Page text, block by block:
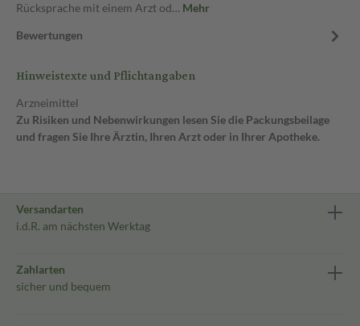
Rücksprache mit einem Arzt od… Mehr
Bewertungen
Hinweistexte und Pflichtangaben
Arzneimittel
Zu Risiken und Nebenwirkungen lesen Sie die Packungsbeilage
und fragen Sie Ihre Ärztin, Ihren Arzt oder in Ihrer Apotheke.
Versandarten
i.d.R. am nächsten Werktag
Zahlarten
sicher und bequem